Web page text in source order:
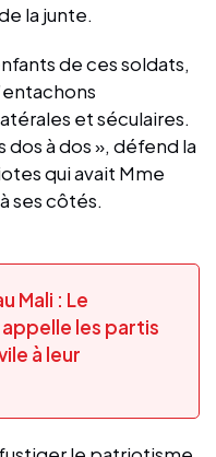
la junte.
de ces soldats,
et séculaires.
à dos », défend la
qui avait Mme
ses côtés.
Mali : Le
les partis
à leur